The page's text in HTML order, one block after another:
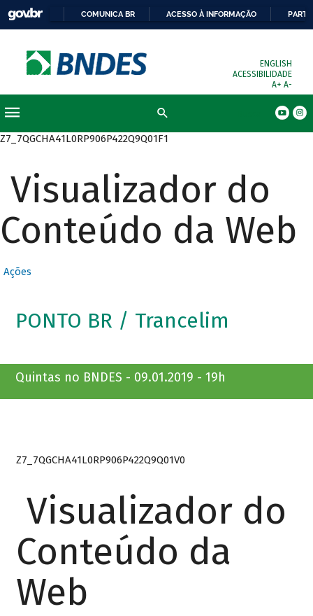
COMUNICA BR ACESSO À INFORMAÇÃO
ENGLISH
ACESSIBILIDADE
A+ A-
Z7_7QGCHA41L0RP906P422Q9Q01F1
Visualizador do
Conteúdo da Web
Ações
PONTO BR / Trancelim
Quintas no BNDES - 09.01.2019 - 19h
Z7_7QGCHA41L0RP906P422Q9Q01V0
Visualizador do
Conteúdo da
Web